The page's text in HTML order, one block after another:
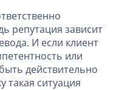
репутация зависит
И если клиент
или
действительно
ситуация